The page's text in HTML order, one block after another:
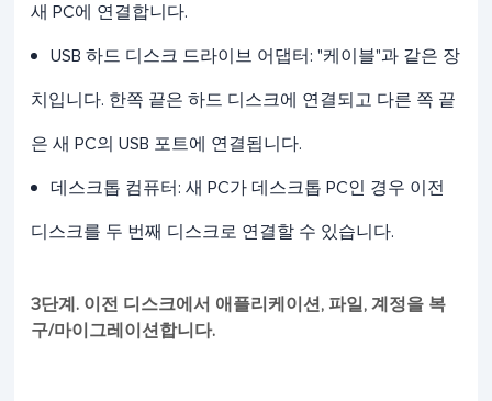
새 PC에 연결합니다.
USB 하드 디스크 드라이브 어댑터: "케이블"과 같은 장
치입니다. 한쪽 끝은 하드 디스크에 연결되고 다른 쪽 끝
은 새 PC의 USB 포트에 연결됩니다.
데스크톱 컴퓨터: 새 PC가 데스크톱 PC인 경우 이전
디스크를 두 번째 디스크로 연결할 수 있습니다.
3단계. 이전 ​​디스크에서 애플리케이션, 파일, 계정을 복
구/마이그레이션합니다.